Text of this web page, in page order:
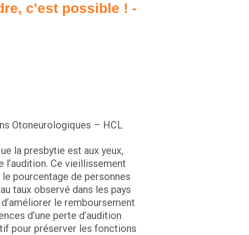
c'est possible ! -
Otoneurologiques – HCL
la presbytie est aux yeux,
l’audition. Ce vieillissement
pourcentage de personnes
taux observé dans les pays
le remboursement
d’une perte d’audition
pour préserver les fonctions